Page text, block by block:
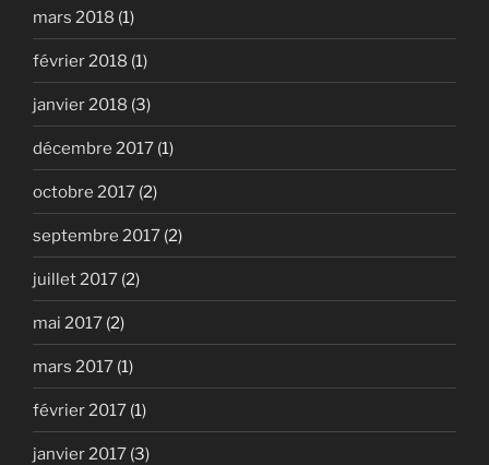
mars 2018 (1)
février 2018 (1)
janvier 2018 (3)
décembre 2017 (1)
octobre 2017 (2)
septembre 2017 (2)
juillet 2017 (2)
mai 2017 (2)
mars 2017 (1)
février 2017 (1)
janvier 2017 (3)